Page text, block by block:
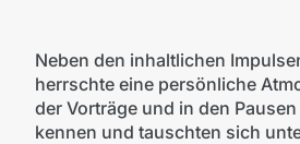
Neben den inhaltlichen
herrschte eine persönliche
der Vorträge und in den
kennen und tauschten sich